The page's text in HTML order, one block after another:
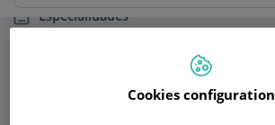
Especialidades
ICA - Dr. Jaime Pujadas Domenech
Cookies configuration